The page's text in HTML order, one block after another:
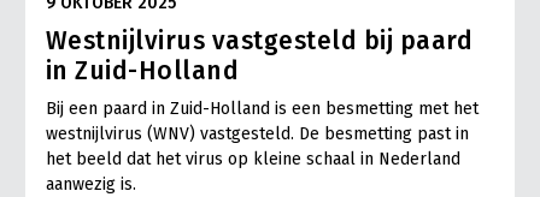
Westnijlvirus vastgesteld bij paard
in Zuid-Holland
Bij een paard in Zuid-Holland is een besmetting met het
westnijlvirus (WNV) vastgesteld. De besmetting past in
het beeld dat het virus op kleine schaal in Nederland
aanwezig is.